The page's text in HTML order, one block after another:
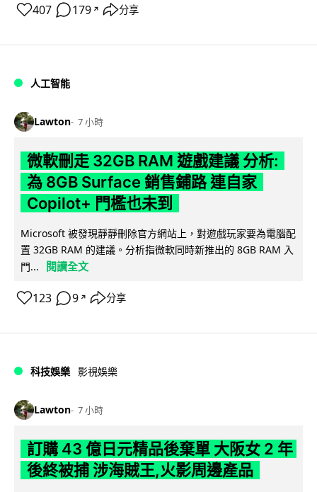
407 179 ↗ 分享
人工智能
Lawton 7 小時
微軟刪走 32GB RAM 遊戲建議 分析:
為 8GB Surface 銷售鋪路 連自家
Copilot+ 門檻也未到
Microsoft 被發現靜靜刪除官方網站上，對遊戲玩家要為電腦配
置 32GB RAM 的建議。分析指微軟同時新推出的 8GB RAM 入
門...
閱讀全文
123 9 ↗ 分享
科技娛樂 影視娛樂
Lawton 7 小時
訂購 43 億日元精品後棄單 大阪女 2 年
後終被捕 涉海賊王,火影周邊產品